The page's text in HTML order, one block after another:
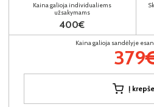
Kaina galioja individualiems
užsakymams
400€
Kaina galioja sandėlyje
Į